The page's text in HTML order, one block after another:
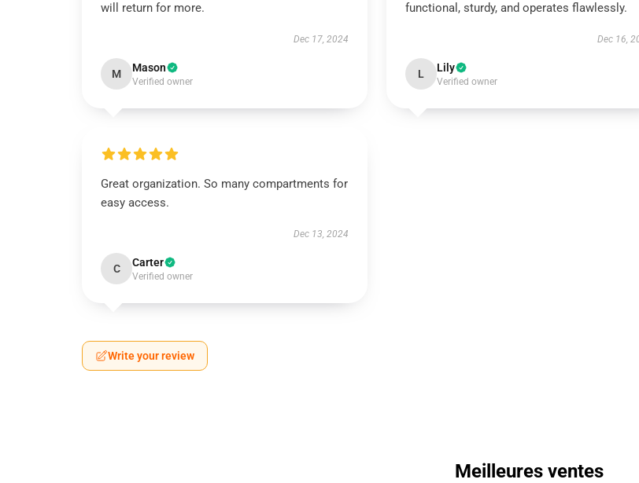
will return for more.
Dec 17, 2024
M Mason
Verified owner
functional, sturdy, and operates flawlessly.
Dec 16,
L Lily
Verified owner
Great organization. So many compartments for
easy access.
Dec 13, 2024
C Carter
Verified owner
Write your review
Meilleures ventes